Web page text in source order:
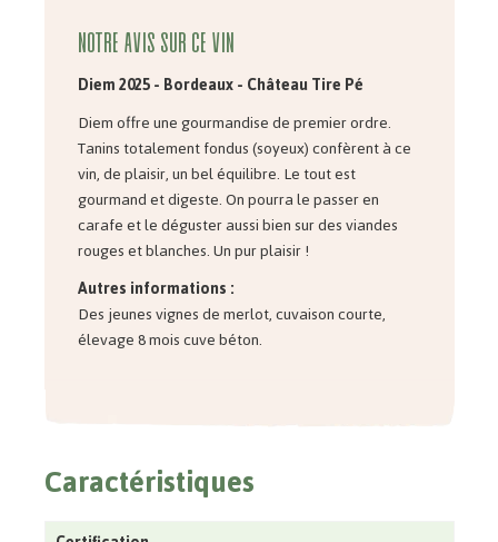
Notre avis sur ce vin
Diem 2025 - Bordeaux - Château Tire Pé
Diem offre une gourmandise de premier ordre.
Tanins totalement fondus (soyeux) confèrent à ce
vin, de plaisir, un bel équilibre. Le tout est
gourmand et digeste. On pourra le passer en
carafe et le déguster aussi bien sur des viandes
rouges et blanches. Un pur plaisir !
Autres informations :
Des jeunes vignes de merlot, cuvaison courte,
élevage 8 mois cuve béton.
Caractéristiques